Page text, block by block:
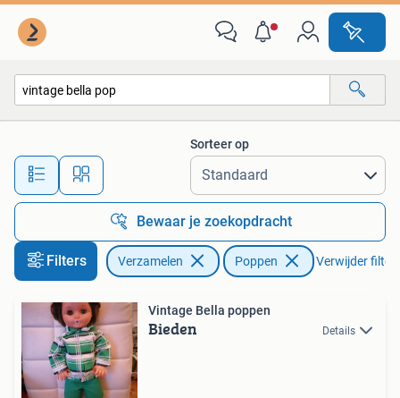
Alle afstanden…
Sorteer op
Bewaar je zoekopdracht
Filters Verzamelen Poppen Verwijder
Vintage Bella poppen
Bieden Details